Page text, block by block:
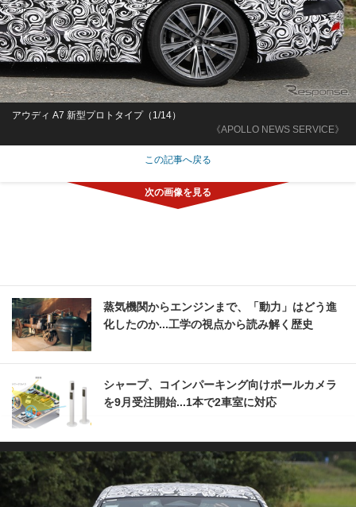
《APOLLO NEWS SERVICE》
アウディ A7 新型プロトタイプ（1/14）
この記事へ戻る
蒸気機関からエンジンまで、「動力」はどう進
化したのか...工学の視点から読み解く歴史
シャープ、コインパーキング向けポールカメラ
を9月受注開始...1本で2車室に対応